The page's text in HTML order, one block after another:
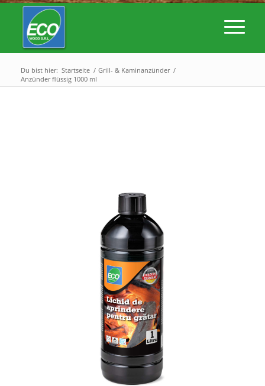
Du bist hier: Startseite / Grill- & Kaminanzünder /
Anzünder flüssig 1000 ml